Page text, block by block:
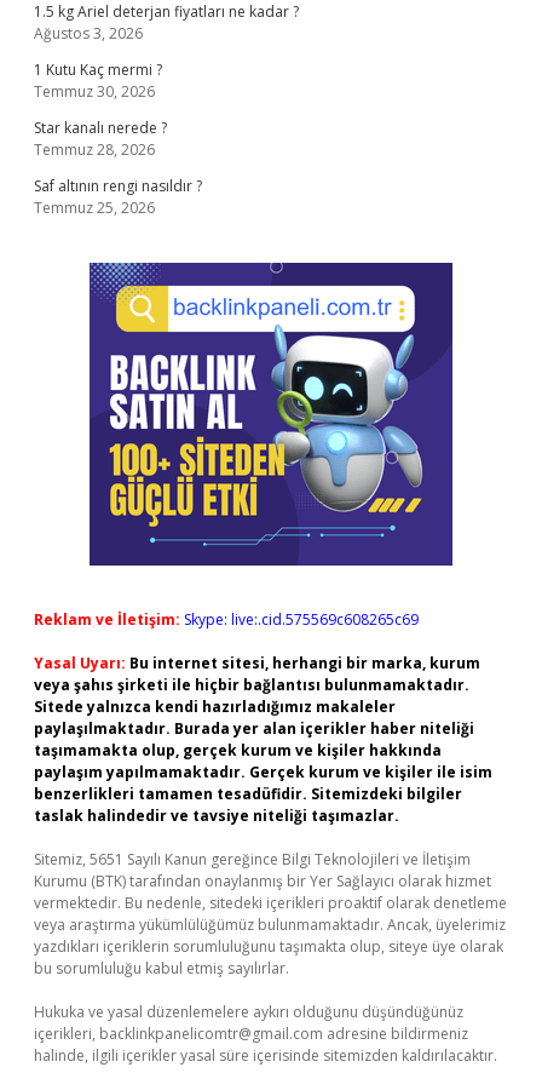
1.5 kg Ariel deterjan fiyatları ne kadar ?
Ağustos 3, 2026
1 Kutu Kaç mermi ?
Temmuz 30, 2026
Star kanalı nerede ?
Temmuz 28, 2026
Saf altının rengi nasıldır ?
Temmuz 25, 2026
Reklam ve İletişim: Skype: live:.cid.575569c608265c69
Yasal Uyarı: Bu internet sitesi, herhangi bir marka, kurum
veya şahıs şirketi ile hiçbir bağlantısı bulunmamaktadır.
Sitede yalnızca kendi hazırladığımız makaleler
paylaşılmaktadır. Burada yer alan içerikler haber niteliği
taşımamakta olup, gerçek kurum ve kişiler hakkında
paylaşım yapılmamaktadır. Gerçek kurum ve kişiler ile isim
benzerlikleri tamamen tesadüfidir. Sitemizdeki bilgiler
taslak halindedir ve tavsiye niteliği taşımazlar.
Sitemiz, 5651 Sayılı Kanun gereğince Bilgi Teknolojileri ve İletişim
Kurumu (BTK) tarafından onaylanmış bir Yer Sağlayıcı olarak hizmet
vermektedir. Bu nedenle, sitedeki içerikleri proaktif olarak denetleme
veya araştırma yükümlülüğümüz bulunmamaktadır. Ancak, üyelerimiz
yazdıkları içeriklerin sorumluluğunu taşımakta olup, siteye üye olarak
bu sorumluluğu kabul etmiş sayılırlar.
Hukuka ve yasal düzenlemelere aykırı olduğunu düşündüğünüz
içerikleri, backlinkpanelicomtr@gmail.com adresine bildirmeniz
halinde, ilgili içerikler yasal süre içerisinde sitemizden kaldırılacaktır.